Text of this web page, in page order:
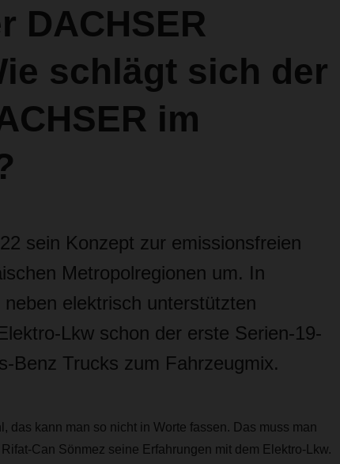
DACHSER
schlägt sich der
im
sein Konzept zur emissionsfreien
Metropolregionen um. In
elektrisch unterstützten
Lkw schon der erste Serien-19-
Benz Trucks zum Fahrzeugmix.
das kann man so nicht in Worte fassen. Das muss man
Can Sönmez seine Erfahrungen mit dem Elektro-Lkw.